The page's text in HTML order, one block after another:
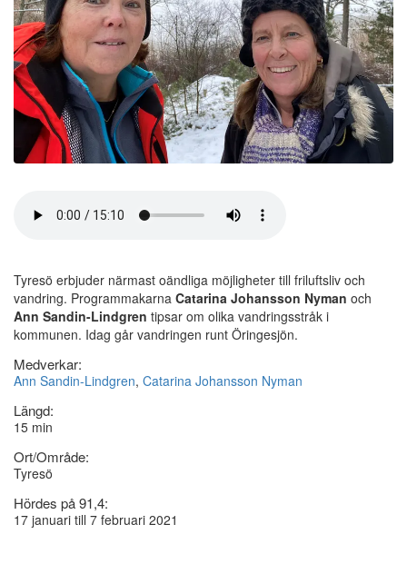
Tyresö erbjuder närmast oändliga möjligheter till friluftsliv och
vandring. Programmakarna Catarina Johansson Nyman och
Ann Sandin-Lindgren tipsar om olika vandringsstråk i
kommunen. Idag går vandringen runt Öringesjön.
Medverkar:
Ann Sandin-Lindgren, Catarina Johansson Nyman
Längd:
15 min
Ort/Område:
Tyresö
Hördes på 91,4:
17 januari till 7 februari 2021